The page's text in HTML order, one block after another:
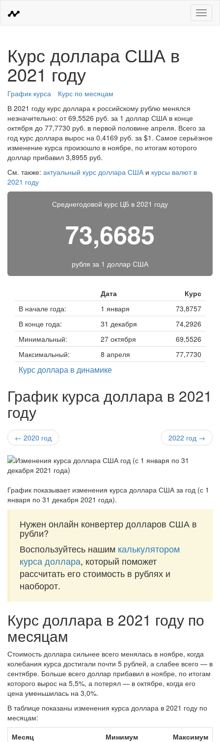
Меню
Курс доллара США в
2021 году
График курса
Курс по месяцам
В 2021 году курс доллара к российскому рублю менялся
незначительно: от 69,5526 руб. за 1 доллар США в конце
октября до 77,7730 руб. в первой половине апреля. Всего за
год курс доллара вырос на 0,4169 руб. за $1. Самое серьёзное
изменение курса произошло в ноябре, по итогам которого
доллар прибавил 3,8955 руб.
См. также: актуальный курс доллара СШАи курсы валют в
2021 году
Среднегодовой курс ЦБ в 2021 году
73,6685
рубля за 1 доллар США
Дата
Курс
В начале года:
1 января
73,8757
В конце года:
31 декабря
74,2926
Минимальный:
27 октября
69,5526
Максимальный:
8 апреля 77,7730
Курс доллара в динамике
График курса доллара в 2021
году
← 2020 год 2022 год →
График показывает изменения курса доллара США за год (с 1
января по 31 декабря 2021 года).
Нужен онлайн конвертер долларов США в
рубли?
Воспользуйтесь нашим калькулятором
курса доллара, который поможет
рассчитать его стоимость в рублях и
наоборот.
Курс доллара в 2021 году по
месяцам
Стоимость доллара сильнее всего менялась в ноябре, когда
колебания курса достигали почти 5 рублей, а слабее всего — в
сентябре. Больше всего доллар прибавил в ноябре, по итогам
которого вырос на 5,5%, а потерял — в октябре, когда его
цена уменьшилась на 3,0%.
В таблице показаны изменения курса доллара в 2021 году по
месяцам:
Месяц
Минимум Максимум